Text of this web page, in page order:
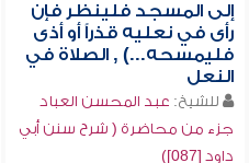
إلى المسجد فلينظر فإن
رأى في نعليه قذراً أو أذى
فليمسحه...) , الصلاة في
النعل
للشيخ: عبد المحسن العباد
جزء من محاضرة ( شرح سنن أبي
داود [087])